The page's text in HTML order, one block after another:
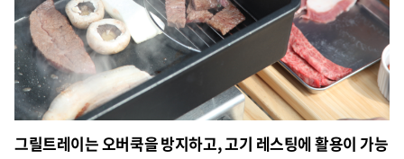
그릴트레이는 오버쿡을 방지하고, 고기 레스팅에 활용이 가능